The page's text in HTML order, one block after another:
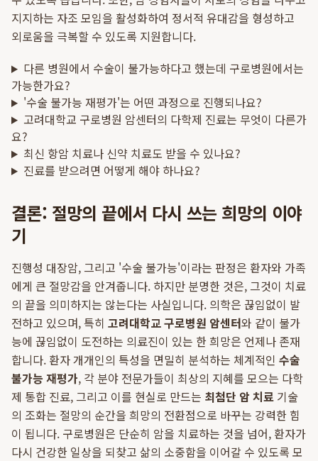
지지하는 자조 모임을 활성화하여 정서적 유대감을 형성하고
외로움을 극복할 수 있도록 지원합니다.
다른 병원에서 수술이 불가능하다고 했는데 구로병원에서는
가능한가요?
'수술 불가능 재평가'는 어떤 과정으로 진행되나요?
고려대학교 구로병원 암센터의 다학제 진료는 무엇이 다른가
요?
최신 항암 치료나 신약 치료도 받을 수 있나요?
진료를 받으려면 어떻게 해야 하나요?
결론: 절망의 끝에서 다시 쓰는 희망의 이야
기
진행성 대장암, 그리고 '수술 불가능'이라는 판정은 환자와 가족
에게 큰 절망감을 안겨줍니다. 하지만 분명한 것은, 그것이 치료
의 끝을 의미하지는 않는다는 사실입니다. 의학은 끊임없이 발
전하고 있으며, 특히 고려대학교 구로병원 암센터와 같이 불가
능에 끊임없이 도전하는 의료진이 있는 한 희망은 언제나 존재
합니다. 환자 개개인의 특성을 면밀히 분석하는 체계적인 수술
불가능 재평가, 각 분야 전문가들이 최상의 지혜를 모으는 다학
제 통합 진료, 그리고 이를 현실로 만드는 최첨단 암 치료 기술
의 조화는 절망의 순간을 희망의 전환점으로 바꾸는 강력한 힘
이 됩니다. 구로병원은 단순히 암을 치료하는 것을 넘어, 환자가
다시 건강한 일상을 되찾고 삶의 소중함을 이어갈 수 있도록 모